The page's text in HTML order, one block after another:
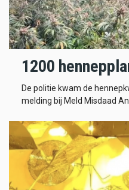
1200
De politie kwam de
melding bij Meld Misdaad